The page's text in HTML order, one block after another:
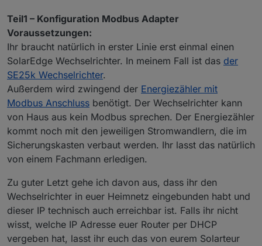
Teil1 – Konfiguration Modbus Adapter
Voraussetzungen:
Ihr braucht natürlich in erster Linie erst einmal einen
SolarEdge Wechselrichter. In meinem Fall ist das der
SE25k Wechselrichter.
Außerdem wird zwingend der Energiezähler mit
Modbus Anschluss benötigt. Der Wechselrichter kann
von Haus aus kein Modbus sprechen. Der Energiezähler
kommt noch mit den jeweiligen Stromwandlern, die im
Sicherungskasten verbaut werden. Ihr lasst das natürlich
von einem Fachmann erledigen.
Zu guter Letzt gehe ich davon aus, dass ihr den
Wechselrichter in euer Heimnetz eingebunden habt und
dieser IP technisch auch erreichbar ist. Falls ihr nicht
wisst, welche IP Adresse euer Router per DHCP
vergeben hat, lasst ihr euch das von eurem Solarteur